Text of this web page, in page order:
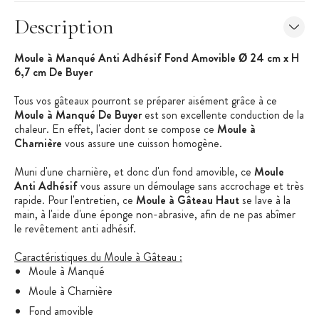
Description
Moule à Manqué Anti Adhésif Fond Amovible Ø 24 cm x H
6,7 cm De Buyer
Tous vos gâteaux pourront se préparer aisément grâce à ce
Moule à Manqué De Buyerest son excellente conduction de la
chaleur. En effet, l'acier dont se compose ce Moule à
Charnière vous assure une cuisson homogène.
Muni d'une charnière, et donc d'un fond amovible, ce Moule
Anti Adhésifvous assure un démoulage sans accrochage et très
rapide. Pour l'entretien, ce Moule à Gâteau Hautse lave à la
main, à l'aide d'une éponge non-abrasive, afin de ne pas abîmer
le revêtement anti adhésif.
Caractéristiques du Moule à Gâteau :
Moule à Manqué
Moule à Charnière
Fond amovible